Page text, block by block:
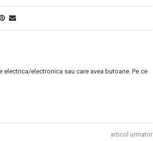
electronica sau care avea butoane. Pe ce
articol urmator